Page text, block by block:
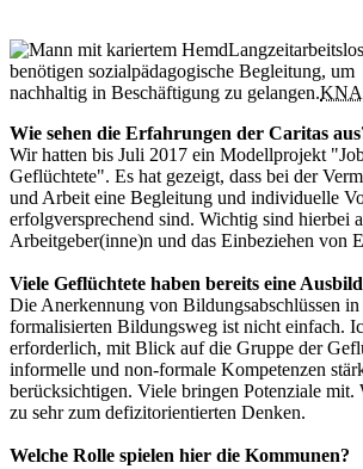
benötigen sozialpädagogische Begleitung, um
nachhaltig in Beschäftigung zu gelangen.KNA
Wie sehen die Erfahrungen der Caritas
Wir hatten bis Juli 2017 ein Modellprojekt
Geflüchtete". Es hat gezeigt, dass bei der
und Arbeit eine Begleitung und individuelle
erfolgversprechend sind. Wichtig sind hierbei
Arbeitgeber(inne)n und das Einbeziehen von
Viele Geflüchtete haben bereits eine
Die Anerkennung von Bildungsabschlüssen in
formalisierten Bildungsweg ist nicht einfach.
erforderlich, mit Blick auf die Gruppe der
informelle und non-formale Kompetenzen
berücksichtigen. Viele bringen Potenziale mit.
zu sehr zum defizitorientierten Denken.
Welche Rolle spielen hier die Kommunen?